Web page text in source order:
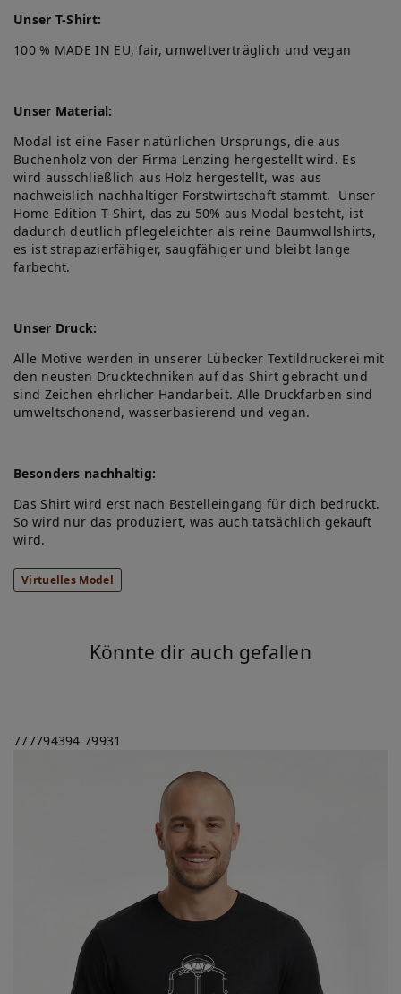
Unser T-Shirt:
100 % MADE IN EU, fair, umweltverträglich und vegan
Unser Material:
Modal ist eine Faser natürlichen Ursprungs, die aus
Buchenholz von der Firma Lenzing hergestellt wird. Es
wird ausschließlich aus Holz hergestellt, was aus
nachweislich nachhaltiger Forstwirtschaft stammt. Unser
Home Edition T-Shirt, das zu 50% aus Modal besteht, ist
dadurch deutlich pflegeleichter als reine Baumwollshirts,
es ist strapazierfähiger, saugfähiger und bleibt lange
farbecht.
Unser Druck:
Alle Motive werden in unserer Lübecker Textildruckerei mit
den neusten Drucktechniken auf das Shirt gebracht und
sind Zeichen ehrlicher Handarbeit. Alle Druckfarben sind
umweltschonend, wasserbasierend und vegan.
Besonders nachhaltig:
Das Shirt wird erst nach Bestelleingang für dich bedruckt.
So wird nur das produziert, was auch tatsächlich gekauft
wird.
Virtuelles Model
Könnte dir auch gefallen
777794394 79931